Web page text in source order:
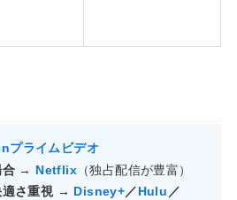
プライムビデオ
合→ Netflix （独占配信が豊富）
さ重視 → Disney+／Hulu ／